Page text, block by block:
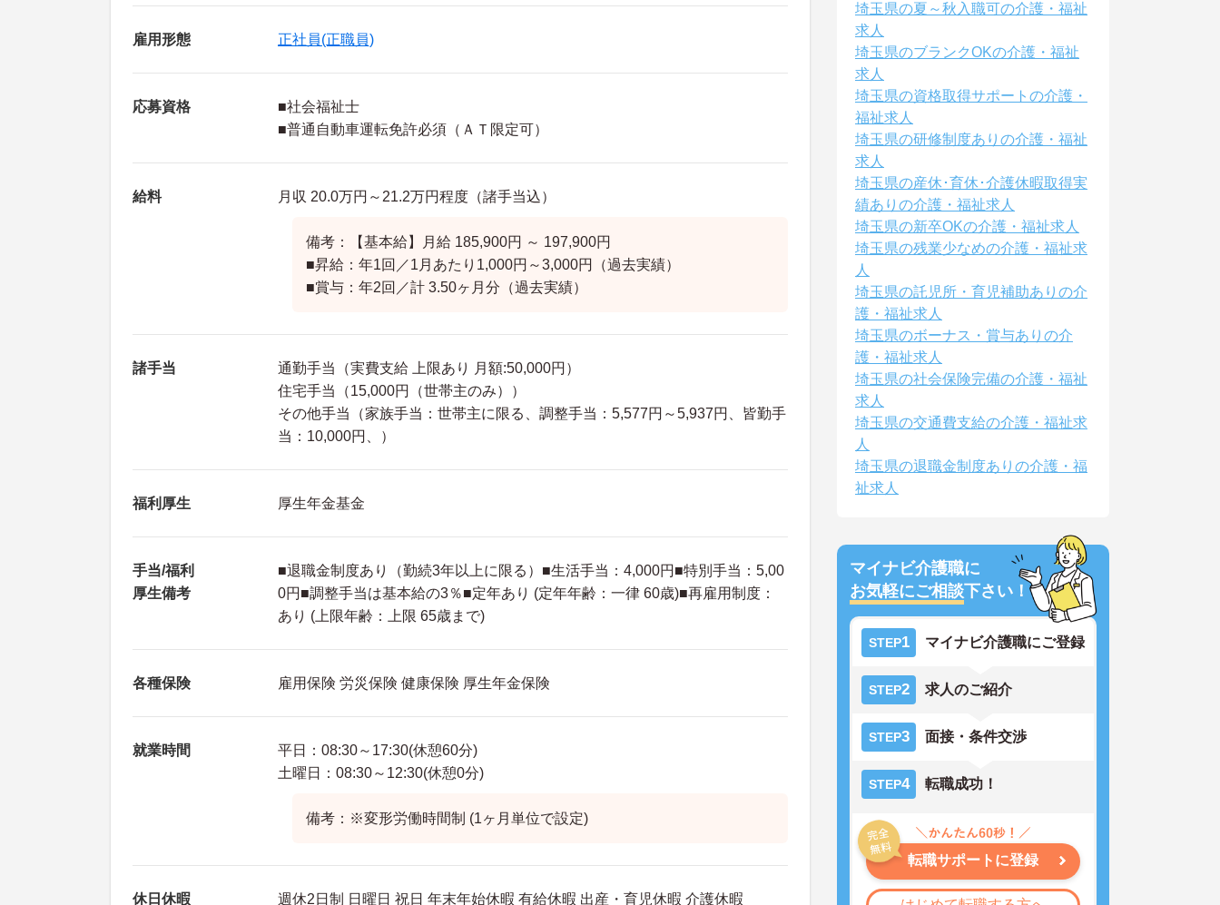
雇用形態 正社員(正職員)
応募資格
■社会福祉士
■普通自動車運転免許必須（ＡＴ限定可）
給料 月収 20.0万円～21.2万円程度（諸手当込）
備考：【基本給】月給 185,900円 ～ 197,900円
■昇給：年1回／1月あたり1,000円～3,000円（過去実績）
■賞与：年2回／計 3.50ヶ月分（過去実績）
諸手当
通勤手当（実費支給 上限あり 月額:50,000円）
住宅手当（15,000円（世帯主のみ））
その他手当（家族手当：世帯主に限る、調整手当：5,577円～5,937円、皆勤手
当：10,000円、）
福利厚生 厚生年金基金
手当/福利
厚生備考
■退職金制度あり（勤続3年以上に限る）■生活手当：4,000円■特別手当：5,00
0円■調整手当は基本給の3％■定年あり (定年年齢：一律 60歳)■再雇用制度：
あり (上限年齢：上限 65歳まで)
各種保険 雇用保険 労災保険 健康保険 厚生年金保険
就業時間
平日：08:30～17:30(休憩60分)
土曜日：08:30～12:30(休憩0分)
備考：※変形労働時間制 (1ヶ月単位で設定)
休日休暇 週休2日制 日曜日 祝日 年末年始休暇 有給休暇 出産・育児休暇 介護休暇
埼玉県の夏～秋入職可の介護・福祉
求人
埼玉県のブランクOKの介護・福祉
求人
埼玉県の資格取得サポートの介護・
福祉求人
埼玉県の研修制度ありの介護・福祉
求人
埼玉県の産休･育休･介護休暇取得実
績ありの介護・福祉求人
埼玉県の新卒OKの介護・福祉求人
埼玉県の残業少なめの介護・福祉求
人
埼玉県の託児所・育児補助ありの介
護・福祉求人
埼玉県のボーナス・賞与ありの介
護・福祉求人
埼玉県の社会保険完備の介護・福祉
求人
埼玉県の交通費支給の介護・福祉求
人
埼玉県の退職金制度ありの介護・福
祉求人
マイナビ介護職に
お気軽にご相談下さい！
STEP1 マイナビ介護職にご登録
STEP2 求人のご紹介
STEP3 面接・条件交渉
STEP4 転職成功！
転職サポートに登録